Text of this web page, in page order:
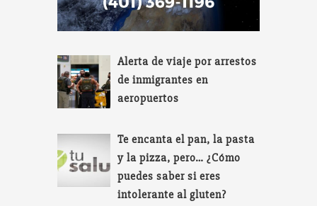
Alerta de viaje por arrestos
de inmigrantes en
aeropuertos
Te encanta el pan, la pasta
y la pizza, pero… ¿Cómo
puedes saber si eres
intolerante al gluten?